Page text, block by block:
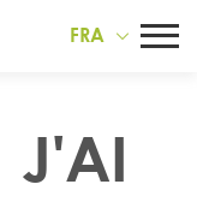
FRA
J'AI